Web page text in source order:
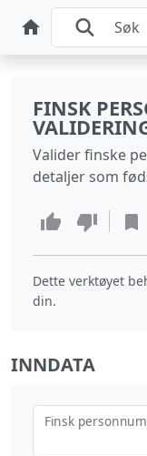
FINSK
Valider finske
detaljer som
Dette verktøyet
din.
INNDATA
Finsk